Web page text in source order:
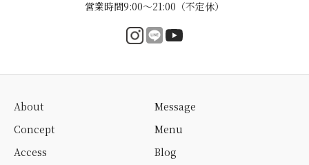
営業時間9:00〜21:00（不定休）
About
Message
Concept
Menu
Access
Blog